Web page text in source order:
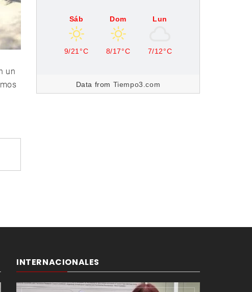
un
Sáb
9/21°C
Dom
8/17°C
Lun
7/12°C
Data from Tiempo3.com
INTERNACIONALES